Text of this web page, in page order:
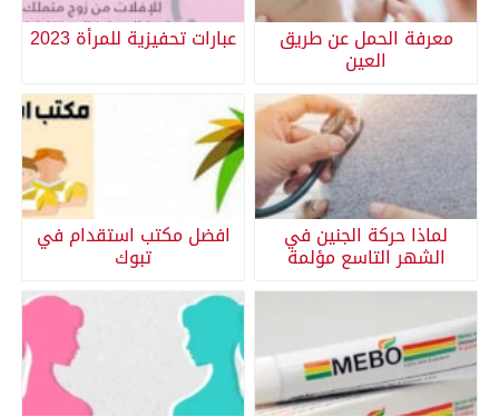
معرفة الحمل عن طريق
العين
عبارات تحفيزية للمرأة 2023
لماذا حركة الجنين في
الشهر التاسع مؤلمة
افضل مكتب استقدام في
تبوك